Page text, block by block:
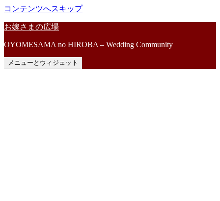
コンテンツへスキップ
お嫁さまの広場
OYOMESAMA no HIROBA – Wedding Community
メニューとウィジェット